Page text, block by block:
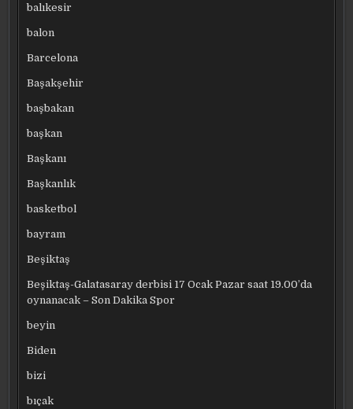
balıkesir
balon
Barcelona
Başakşehir
başbakan
başkan
Başkanı
Başkanlık
basketbol
bayram
Beşiktaş
Beşiktaş-Galatasaray derbisi 17 Ocak Pazar saat 19.00’da
oynanacak – Son Dakika Spor
beyin
Biden
bizi
bıçak